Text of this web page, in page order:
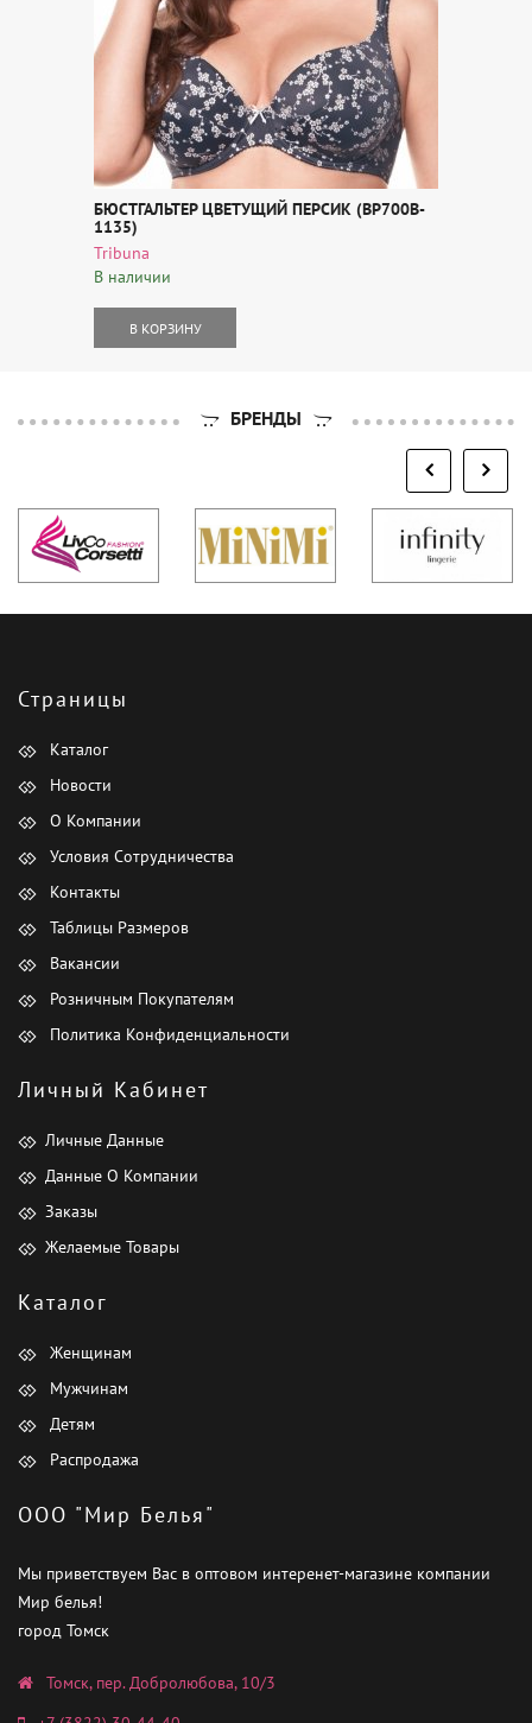
БЮСТГАЛЬТЕР ЦВЕТУЩИЙ ПЕРСИК (BP700B-
1135)
Tribuna
В наличии
В КОРЗИНУ
БРЕНДЫ
Страницы
Каталог
Новости
О Компании
Условия Сотрудничества
Контакты
Таблицы Размеров
Вакансии
Розничным Покупателям
Политика Конфиденциальности
Личный Кабинет
Личные Данные
Данные О Компании
Заказы
Желаемые Товары
Каталог
Женщинам
Мужчинам
Детям
Распродажа
ООО "Мир Белья"
Мы приветствуем Вас в оптовом интеренет-магазине компании
Мир белья!
город Томск
Томск, пер. Добролюбова, 10/3